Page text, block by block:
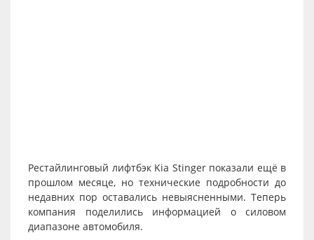
Рестайлинговый лифтбэк Kia Stinger показали ещё в
прошлом месяце, но технические подробности до
недавних пор оставались невыясненными. Теперь
компания поделились информацией о силовом
диапазоне автомобиля.